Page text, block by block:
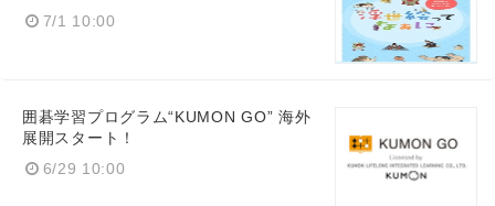
7/1 10:00
囲碁学習プログラム“KUMON GO” 海外
展開スタート！
6/29 10:00
Japanese